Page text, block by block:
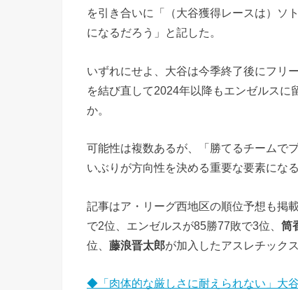
を引き合いに「（大谷獲得レースは）ソ
になるだろう」と記した。
いずれにせよ、大谷は今季終了後にフリ
を結び直して2024年以降もエンゼルスに
か。
可能性は複数あるが、「勝てるチームで
いぶりが方向性を決める重要な要素にな
記事はア・リーグ西地区の順位予想も掲
で2位、エンゼルスが85勝77敗で3位、 筒
位、 藤浪晋太郎が加入したアスレチック
◆「肉体的な厳しさに耐えられない」大